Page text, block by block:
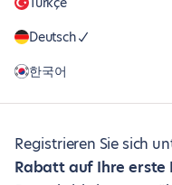
Deutsch
한국어
Registrieren Sie sich
Rabatt auf Ihre erste